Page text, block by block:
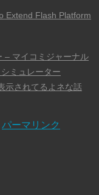
Extend Flash Platform
– マイコミジャーナル
ミュレーター
示されてるよネな話
パーマリンク